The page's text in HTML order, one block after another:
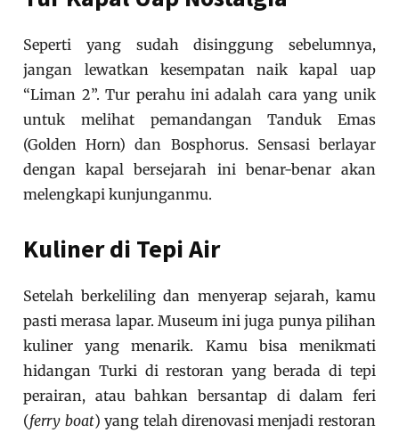
Seperti yang sudah disinggung sebelumnya,
jangan lewatkan kesempatan naik kapal uap
“Liman 2”. Tur perahu ini adalah cara yang unik
untuk melihat pemandangan Tanduk Emas
(Golden Horn) dan Bosphorus. Sensasi berlayar
dengan kapal bersejarah ini benar-benar akan
melengkapi kunjunganmu.
Kuliner di Tepi Air
Setelah berkeliling dan menyerap sejarah, kamu
pasti merasa lapar. Museum ini juga punya pilihan
kuliner yang menarik. Kamu bisa menikmati
hidangan Turki di restoran yang berada di tepi
perairan, atau bahkan bersantap di dalam feri
(ferry boat) yang telah direnovasi menjadi restoran